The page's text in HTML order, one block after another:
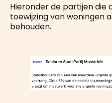
Hieronder de partijen die
toewijzing van woningen
behouden.